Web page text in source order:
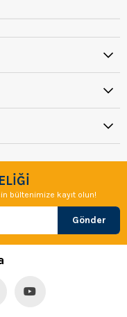
bültenimize kayıt olun!
Gönder